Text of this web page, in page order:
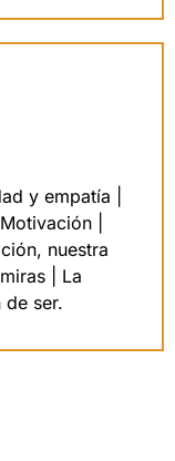
y empatía |
|
nuestra
| La
ser.